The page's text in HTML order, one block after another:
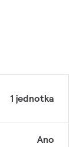
1 jednotka
Ano